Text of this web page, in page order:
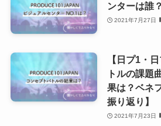
ンターは誰
2021年7月27日
【日プ1・
トルの課題
果は？ベネ
振り返り】
2021年7月23日